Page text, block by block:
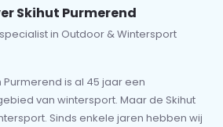
Skihut Purmerend
in Outdoor & Wintersport
Purmerend is al 45 jaar een
van wintersport. Maar de Skihut
Sinds enkele jaren hebben wij